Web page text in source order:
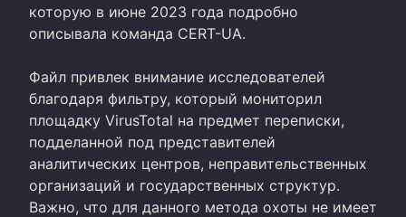
которую в июне 2023 года подробно
описывала команда CERT-UA.
Файл привлек внимание исследователей
благодаря фильтру, который мониторил
площадку VirusTotal на предмет переписки,
подделанной под представителей
аналитических центров, неправительственных
организаций и государственных структур.
Важно, что для данного метода охоты не имеет